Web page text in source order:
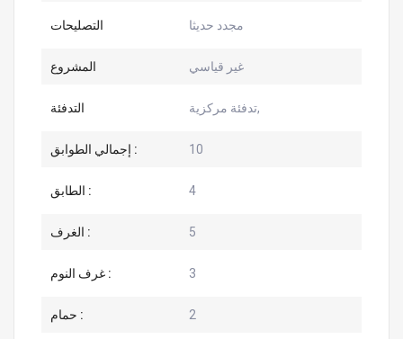
التصليحات مجدد حديثا
المشروع غير قياسي
التدفئة تدفئة مركزية,
إجمالي الطوابق : 10
الطابق : 4
الغرف : 5
غرف النوم : 3
حمام : 2